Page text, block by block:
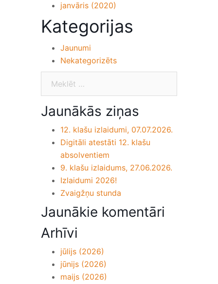
janvāris (2020)
Kategorijas
Jaunumi
Nekategorizēts
Jaunākās ziņas
12. klašu izlaidumi, 07.07.2026.
Digitāli atestāti 12. klašu
absolventiem
9. klašu izlaidums, 27.06.2026.
Izlaidumi 2026!
Zvaigžņu stunda
Jaunākie komentāri
Arhīvi
jūlijs (2026)
jūnijs (2026)
maijs (2026)